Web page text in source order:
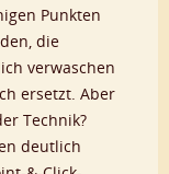
Punkten
die
verwaschen
ersetzt. Aber
Technik?
deutlich